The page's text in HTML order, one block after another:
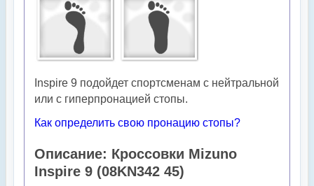
Inspire 9 подойдет спортсменам с нейтральной
или с гиперпронацией стопы.
Как определить свою пронацию стопы?
Описание: Кроссовки Mizuno
Inspire 9 (08KN342 45)